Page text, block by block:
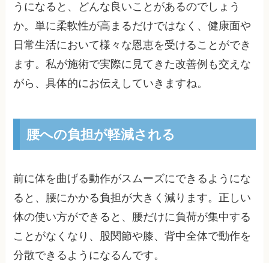
うになると、どんな良いことがあるのでしょう
か。単に柔軟性が高まるだけではなく、健康面や
日常生活において様々な恩恵を受けることができ
ます。私が施術で実際に見てきた改善例も交えな
がら、具体的にお伝えしていきますね。
腰への負担が軽減される
前に体を曲げる動作がスムーズにできるようにな
ると、腰にかかる負担が大きく減ります。正しい
体の使い方ができると、腰だけに負荷が集中する
ことがなくなり、股関節や膝、背中全体で動作を
分散できるようになるんです。